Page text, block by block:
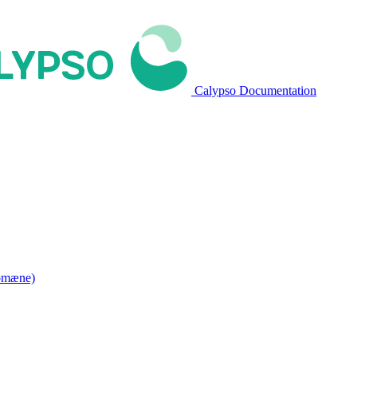
Calypso Documentation